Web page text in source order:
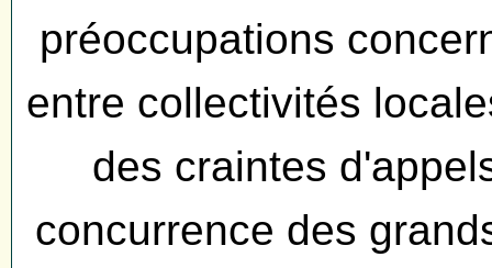
préoccupations
entre collectivités
des craintes
concurrence des